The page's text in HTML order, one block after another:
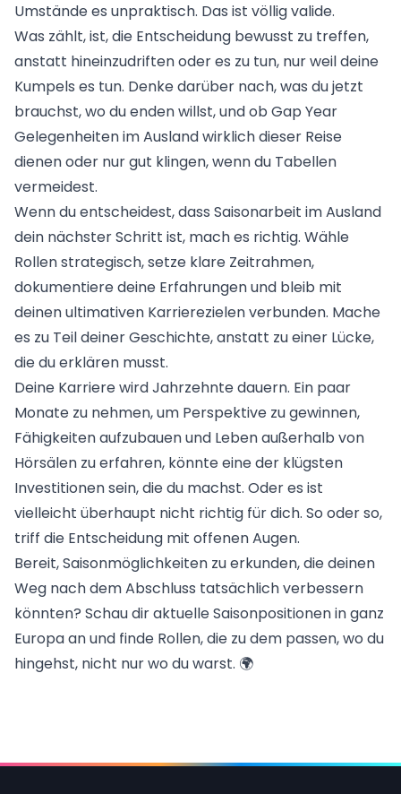
Umstände es unpraktisch. Das ist völlig valide.
Was zählt, ist, die Entscheidung bewusst zu treffen,
anstatt hineinzudriften oder es zu tun, nur weil deine
Kumpels es tun. Denke darüber nach, was du jetzt
brauchst, wo du enden willst, und ob Gap Year
Gelegenheiten im Ausland wirklich dieser Reise
dienen oder nur gut klingen, wenn du Tabellen
vermeidest.
Wenn du entscheidest, dass Saisonarbeit im Ausland
dein nächster Schritt ist, mach es richtig. Wähle
Rollen strategisch, setze klare Zeitrahmen,
dokumentiere deine Erfahrungen und bleib mit
deinen ultimativen Karrierezielen verbunden. Mache
es zu Teil deiner Geschichte, anstatt zu einer Lücke,
die du erklären musst.
Deine Karriere wird Jahrzehnte dauern. Ein paar
Monate zu nehmen, um Perspektive zu gewinnen,
Fähigkeiten aufzubauen und Leben außerhalb von
Hörsälen zu erfahren, könnte eine der klügsten
Investitionen sein, die du machst. Oder es ist
vielleicht überhaupt nicht richtig für dich. So oder so,
triff die Entscheidung mit offenen Augen.
Bereit, Saisonmöglichkeiten zu erkunden, die deinen
Weg nach dem Abschluss tatsächlich verbessern
könnten? Schau diraktuelle Saisonpositionenin ganz
Europa an und finde Rollen, die zu dem passen, wo du
hingehst, nicht nur wo du warst. 🌍